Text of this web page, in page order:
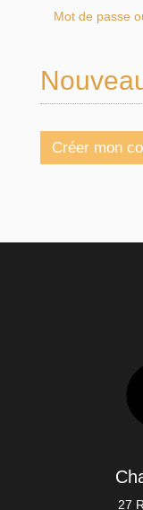
Mot de passe
Créer mon
27